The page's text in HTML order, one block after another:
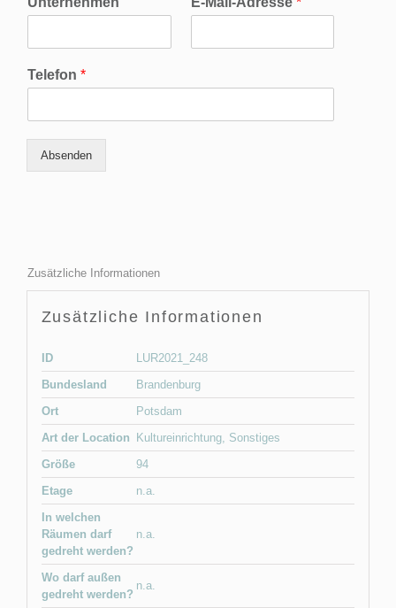
Telefon *
Absenden
Zusätzliche Informationen
Zusätzliche Informationen
ID
LUR2021_248
Bundesland
Brandenburg
Ort
Potsdam
Art der Location
Kultureinrichtung, Sonstiges
Größe
94
Etage
n.a.
In welchen
Räumen darf
gedreht werden?
n.a.
Wo darf außen
gedreht werden?
n.a.